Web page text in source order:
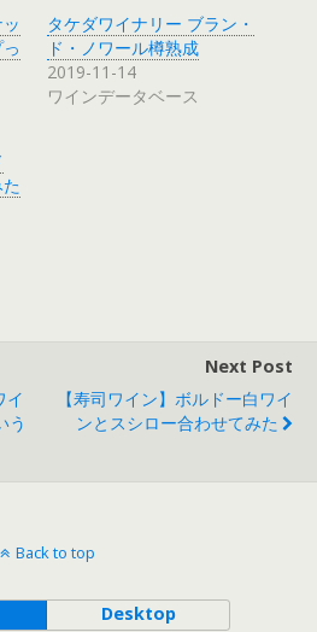
タケダワイナリー ブラン・
ド・ノワール樽熟成
2019-11-14
ワインデータベース
イ
う
Next Post
【寿司ワイン】ボルドー白ワイ
ンとスシロー合わせてみた
Back to top
Desktop